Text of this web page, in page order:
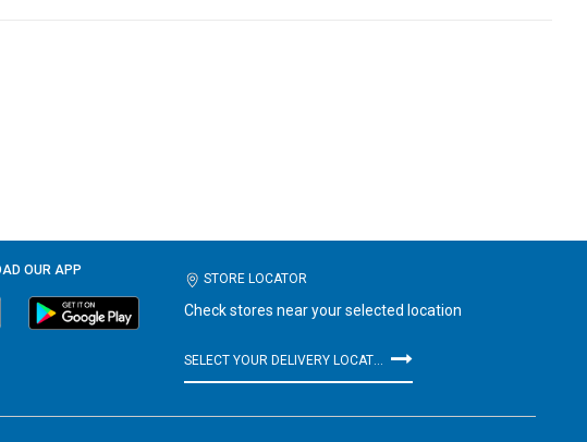
OUR APP
STORE LOCATOR
Check stores near your selected location